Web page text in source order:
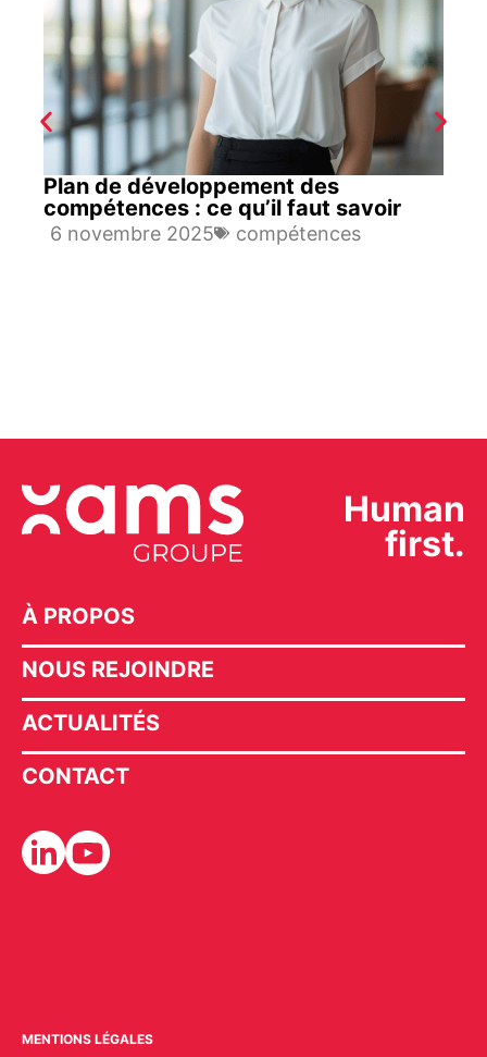
Plan de développement des
compétences : ce qu’il faut savoir
6 novembre 2025 compétences
Human
first.
À PROPOS
NOUS REJOINDRE
ACTUALITÉS
CONTACT
MENTIONS LÉGALES